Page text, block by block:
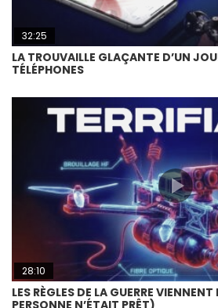
32:25
LA TROUVAILLE GLAÇANTE D’UN
TÉLÉPHONES
28:10
LES RÈGLES DE LA GUERRE